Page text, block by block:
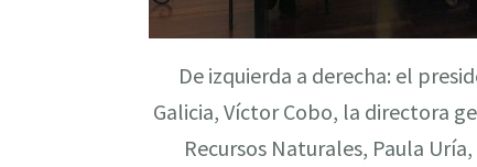
De izquierda a derecha: el
Galicia, Víctor Cobo, la directora
Recursos Naturales, Paula